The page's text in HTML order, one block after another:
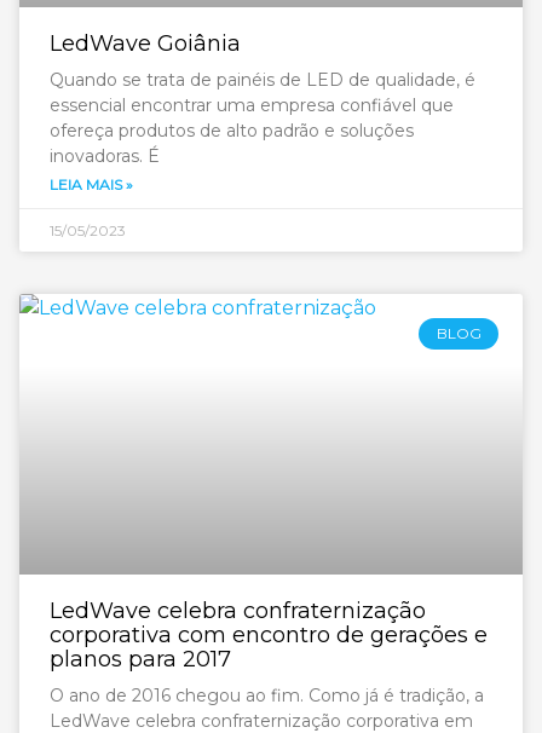
LedWave Goiânia
Quando se trata de painéis de LED de qualidade, é
essencial encontrar uma empresa confiável que
ofereça produtos de alto padrão e soluções
inovadoras. É
LEIA MAIS »
15/05/2023
BLOG
LedWave celebra confraternização
corporativa com encontro de gerações e
planos para 2017
O ano de 2016 chegou ao fim. Como já é tradição, a
LedWave celebra confraternização corporativa em